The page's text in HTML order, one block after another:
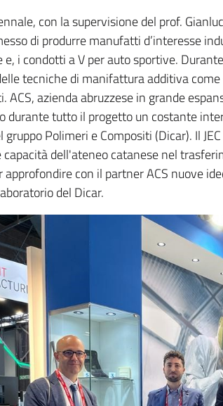
con la supervisione del prof.
di produrre manufatti d’interesse
e, i condotti a V per auto sportive.
tecniche di manifattura additiva
ACS, azienda abruzzese in grande
durante tutto il progetto un costante
gruppo Polimeri e Compositi (Dicar). Il
dell'ateneo catanese nel
approfondire con il partner ACS nuove
del Dicar.